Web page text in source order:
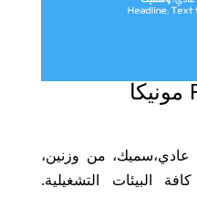
من وزنين،
البيئات التشغيلية.